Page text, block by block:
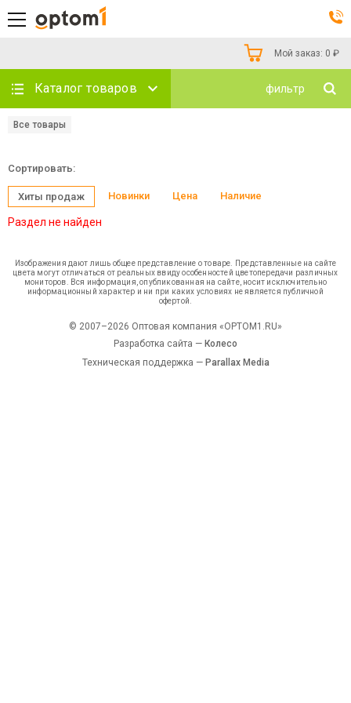
Мой заказ: 0 ₽
Каталог товаров фильтр
Все товары
Сортировать:
Хиты продаж Новинки Цена Наличие
Раздел не найден
Изображения дают лишь общее представление о товаре. Представленные на сайте
цвета могут отличаться от реальных ввиду особенностей цветопередачи различных
мониторов. Вся информация, опубликованная на сайте, носит исключительно
информационный характер и ни при каких условиях не является публичной
офертой.
© 2007–2026 Оптовая компания «OPTOM1.RU»
Разработка сайта — Колесо
Техническая поддержка — Parallax Media